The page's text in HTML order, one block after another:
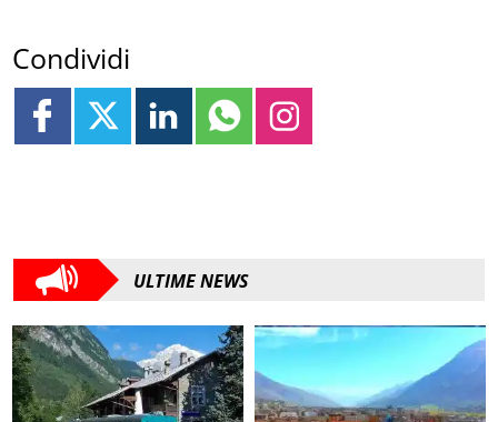
Condividi
ULTIME NEWS